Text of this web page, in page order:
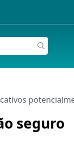
seguro